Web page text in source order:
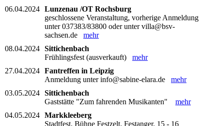
06.04.2024 Lunzenau /OT Rochsburg
geschlossene Veranstaltung, vorherige Anmeldung
unter 037383/83800 oder unter villa@bsv-
sachsen.de mehr
08.04.2024 Sittichenbach
Frühlingsfest (ausverkauft) mehr
27.04.2024 Fantreffen in Leipzig
Anmeldung unter info@sabine-elara.de mehr
03.05.2024 Sittichenbach
Gaststätte "Zum fahrenden Musikanten" mehr
04.05.2024 Markkleeberg
Stadtfest, Bühne Festzelt, Festanger, 15 - 16